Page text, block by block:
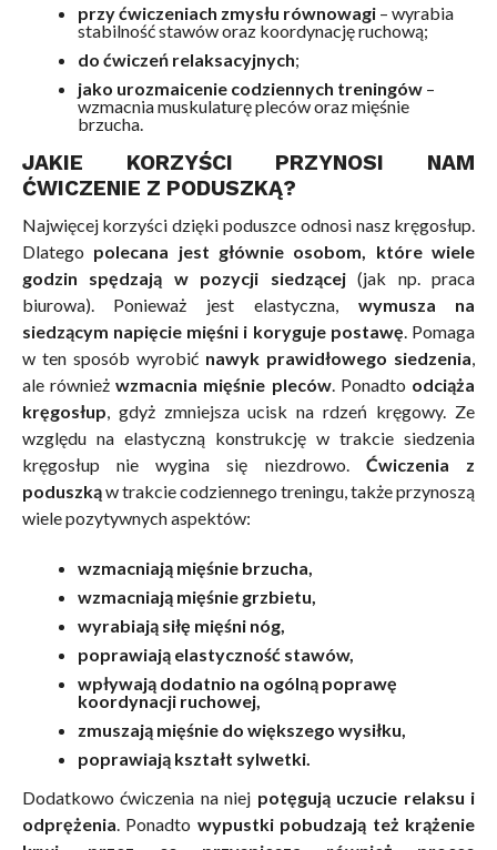
przy ćwiczeniach zmysłu równowagi– wyrabia
stabilność stawów oraz koordynację ruchową;
do ćwiczeń relaksacyjnych;
jako urozmaicenie codziennych treningów–
wzmacnia muskulaturę pleców oraz mięśnie
brzucha.
JAKIE KORZYŚCI PRZYNOSI NAM
ĆWICZENIE Z PODUSZKĄ?
Najwięcej korzyści dzięki poduszce odnosi nasz kręgosłup.
Dlatego polecana jest głównie osobom, które wiele
godzin spędzają w pozycji siedzącej(jak np. praca
biurowa). Ponieważ jest elastyczna, wymusza na
siedzącym napięcie mięśni i koryguje postawę . Pomaga
w ten sposób wyrobić nawyk prawidłowego siedzenia
ale równieżwzmacnia mięśnie pleców. Ponadto odciąża
kręgosłup , gdyż zmniejsza ucisk na rdzeń kręgowy. Ze
względu na elastyczną konstrukcję w trakcie siedzenia
kręgosłup nie wygina się niezdrowo.Ćwiczenia z
poduszkąw trakcie codziennego treningu, także przynoszą
wiele pozytywnych aspektów:
wzmacniają mięśnie brzucha,
wzmacniają mięśnie grzbietu,
wyrabiają siłę mięśni nóg,
poprawiają elastyczność stawów,
wpływają dodatnio na ogólną poprawę
koordynacji ruchowej,
zmuszają mięśnie do większego wysiłku,
poprawiają kształt sylwetki.
Dodatkowo ćwiczenia na niej potęgują uczucie relaksu i
odprężenia . Ponadto wypustki pobudzają też krążenie